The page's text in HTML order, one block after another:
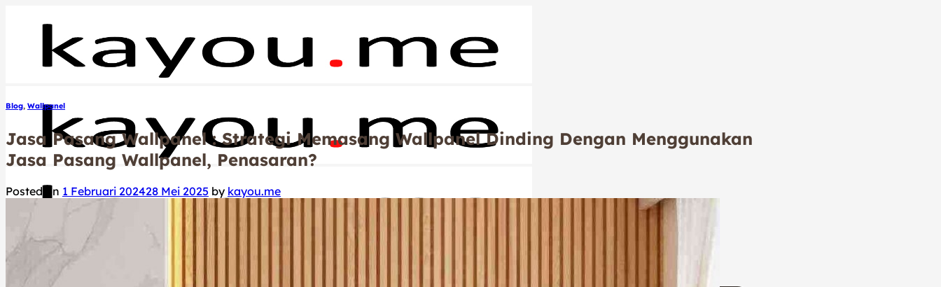
Beranda
Product
Blog, Wallpanel
Jasa Pasang Wallpanel : Strategi Memasang Wallpanel Dinding Dengan Menggunakan
Jasa Pasang Wallpanel, Penasaran?
Posted on 1 Februari 202428 Mei 2025 by kayou.me